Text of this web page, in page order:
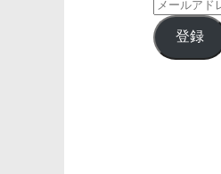
メ
ー
ル
登録